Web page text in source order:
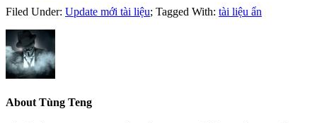
Filed Under: Update mới tài liệu; Tagged With: tài liệu ẩn
About Tùng Teng